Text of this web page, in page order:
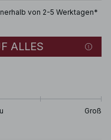
von 2-5 Werktagen*
ALLES
Groß